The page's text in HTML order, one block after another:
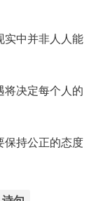
实中并非人人能
将决定每个人的
保持公正的态度